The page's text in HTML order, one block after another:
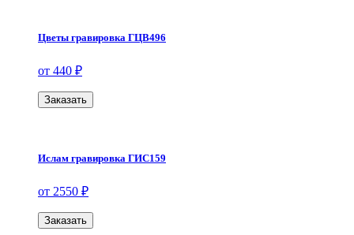
Цветы гравировка ГЦВ496
от 440 ₽
Заказать
Ислам гравировка ГИС159
от 2550 ₽
Заказать